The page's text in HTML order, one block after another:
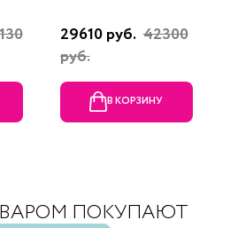
29610 руб. 42300
руб.
В КОРЗИНУ
ПОКУПАЮТ